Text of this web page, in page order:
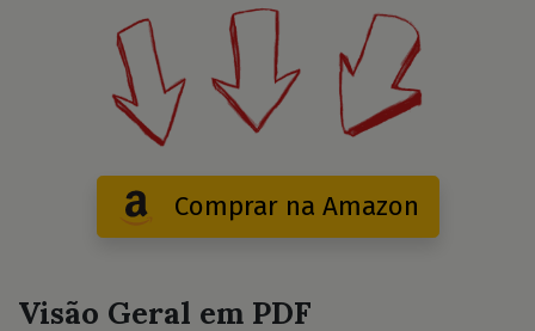
Comprar na Amazon
Visão Geral em PDF